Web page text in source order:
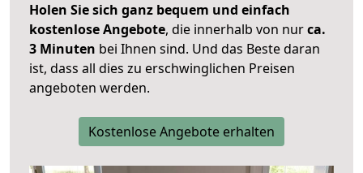
Holen Sie sich ganz bequem und einfach
kostenlose Angebote, die innerhalb von nurca.
3 Minuten bei Ihnen sind. Und das Beste daran
ist, dass all dies zu erschwinglichen Preisen
angeboten werden.
Kostenlose Angebote erhalten